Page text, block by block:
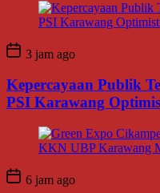
3 jam ago
Kepercayaan Publik
PSI Karawang
6 jam ago